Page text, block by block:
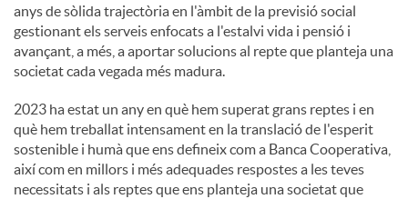
anys de sòlida trajectòria en l'àmbit de la previsió social
gestionant els serveis enfocats a l'estalvi vida i pensió i
avançant, a més, a aportar solucions al repte que planteja una
societat cada vegada més madura.
2023 ha estat un any en què hem superat grans reptes i en
què hem treballat intensament en la translació de l'esperit
sostenible i humà que ens defineix com a Banca Cooperativa,
així com en millors i més adequades respostes a les teves
necessitats i als reptes que ens planteja una societat que